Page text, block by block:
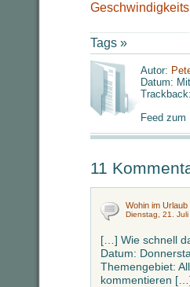
Tags »
Autor:
Datum:
Trackback:
Feed zum
11
Wohin im
Dienstag, 21.
[…] Wie schnell
Datum:
Themengebiet:
kommentieren